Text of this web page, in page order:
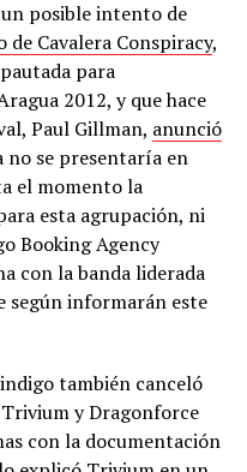
posible intento de
de Cavalera Conspiracy,
para
2012, y que hace
Paul Gillman, anunció
no se presentaría en
el momento la
esta agrupación, ni
Booking Agency
con la banda liderada
según informarán este
también canceló
y Dragonforce
con la documentación